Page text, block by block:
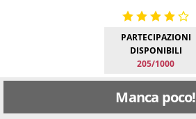
PARTECIPAZIONI
DISPONIBILI
205/1000
Manca poco!